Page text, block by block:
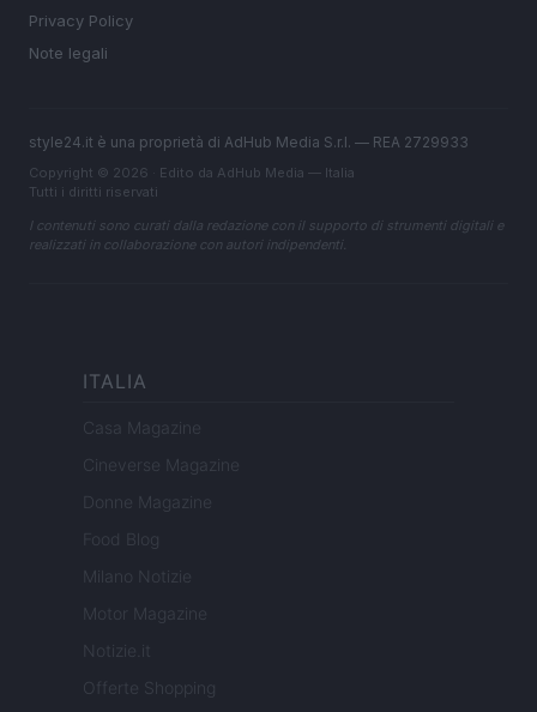
Privacy Policy
Note legali
style24.it è una proprietà di AdHub Media S.r.l. — REA 2729933
Copyright © 2026 · Edito da AdHub Media — Italia
Tutti i diritti riservati
I contenuti sono curati dalla redazione con il supporto di strumenti digitali e
realizzati in collaborazione con autori indipendenti.
ITALIA
Casa Magazine
Cineverse Magazine
Donne Magazine
Food Blog
Milano Notizie
Motor Magazine
Notizie.it
Offerte Shopping